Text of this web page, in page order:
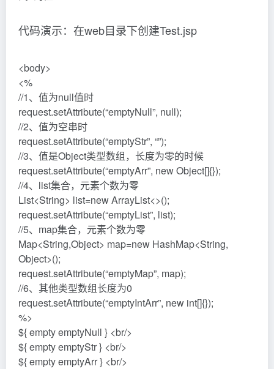
代码演示：在web目录下创建Test.jsp
<body>
<%
//1、值为null值时
request.setAttribute(“emptyNull”, null);
//2、值为空串时
request.setAttribute(“emptyStr”, “”);
//3、值是Object类型数组，长度为零的时候
request.setAttribute(“emptyArr”, new Object[]{});
//4、list集合，元素个数为零
List<String> list=new ArrayList<>();
request.setAttribute(“emptyList”, list);
//5、map集合，元素个数为零
Map<String,Object> map=new HashMap<String,
Object>();
request.setAttribute(“emptyMap”, map);
//6、其他类型数组长度为0
request.setAttribute(“emptyIntArr”, new int[]{});
%>
${ empty emptyNull } <br/>
${ empty emptyStr } <br/>
${ empty emptyArr } <br/>